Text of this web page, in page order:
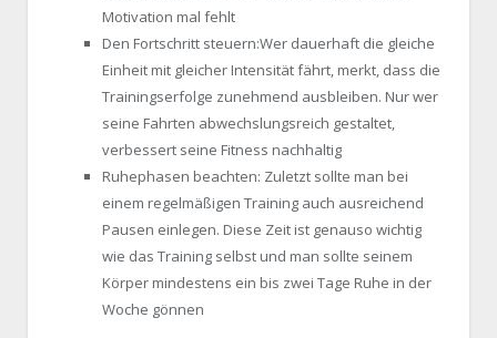
Motivation mal fehlt
Den Fortschritt steuern:Wer dauerhaft die gleiche
Einheit mit gleicher Intensität fährt, merkt, dass die
Trainingserfolge zunehmend ausbleiben. Nur wer
seine Fahrten abwechslungsreich gestaltet,
verbessert seine Fitness nachhaltig
Ruhephasen beachten: Zuletzt sollte man bei
einem regelmäßigen Training auch ausreichend
Pausen einlegen. Diese Zeit ist genauso wichtig
wie das Training selbst und man sollte seinem
Körper mindestens ein bis zwei Tage Ruhe in der
Woche gönnen